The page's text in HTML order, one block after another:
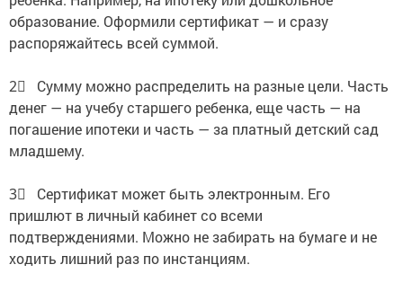
образование. Оформили сертификат — и сразу
распоряжайтесь всей суммой.
2⃣ Сумму можно распределить на разные цели. Часть
денег — на учебу старшего ребенка, еще часть — на
погашение ипотеки и часть — за платный детский сад
младшему.
3⃣ Сертификат может быть электронным. Его
пришлют в личный кабинет со всеми
подтверждениями. Можно не забирать на бумаге и не
ходить лишний раз по инстанциям.